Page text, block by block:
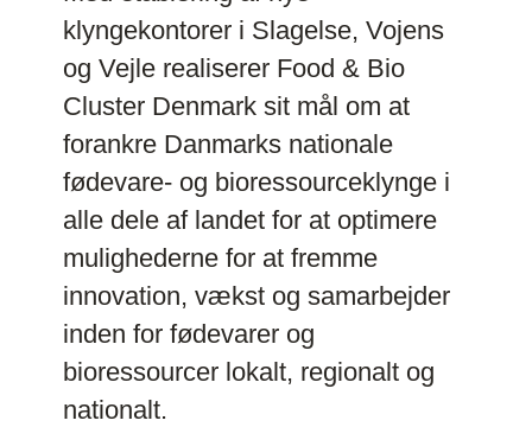
klyngekontorer i Slagelse, Vojens
og Vejle realiserer Food & Bio
Cluster Denmark sit mål om at
forankre Danmarks nationale
fødevare- og bioressourceklynge i
alle dele af landet for at optimere
mulighederne for at fremme
innovation, vækst og samarbejder
inden for fødevarer og
bioressourcer lokalt, regionalt og
nationalt.